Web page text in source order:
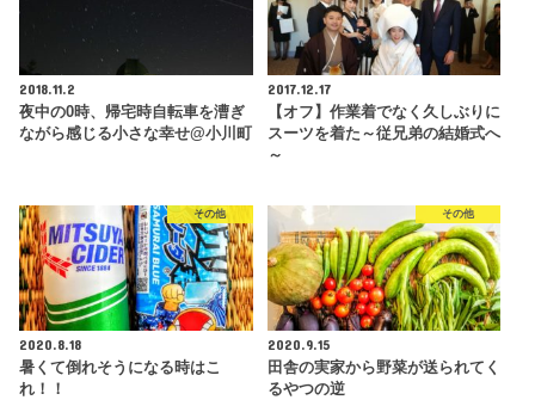
2018.11.2
夜中の0時、帰宅時自転車を漕ぎ
ながら感じる小さな幸せ@小川町
2017.12.17
【オフ】作業着でなく久しぶりに
スーツを着た～従兄弟の結婚式へ
～
その他
2020.8.18
暑くて倒れそうになる時はこ
れ！！
その他
2020.9.15
田舎の実家から野菜が送られてく
るやつの逆